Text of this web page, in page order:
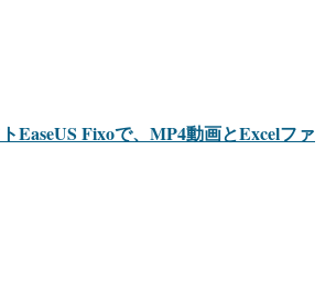
EaseUS Fixoで、MP4動画とExcelファ